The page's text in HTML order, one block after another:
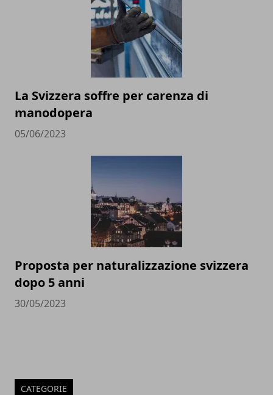
La Svizzera soffre per carenza di
manodopera
05/06/2023
Proposta per naturalizzazione svizzera
dopo 5 anni
30/05/2023
CATEGORIE